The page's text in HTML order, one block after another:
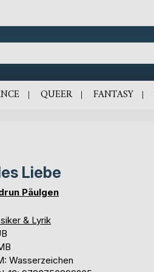
QUEER FANTASY
Liebe
Päulgen
& Lyrik
Wasserzeichen